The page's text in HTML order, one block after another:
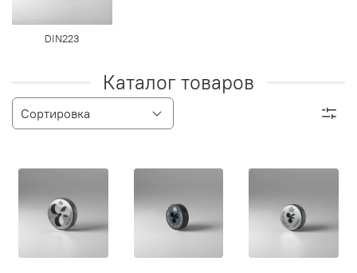
DIN223
Каталог товаров